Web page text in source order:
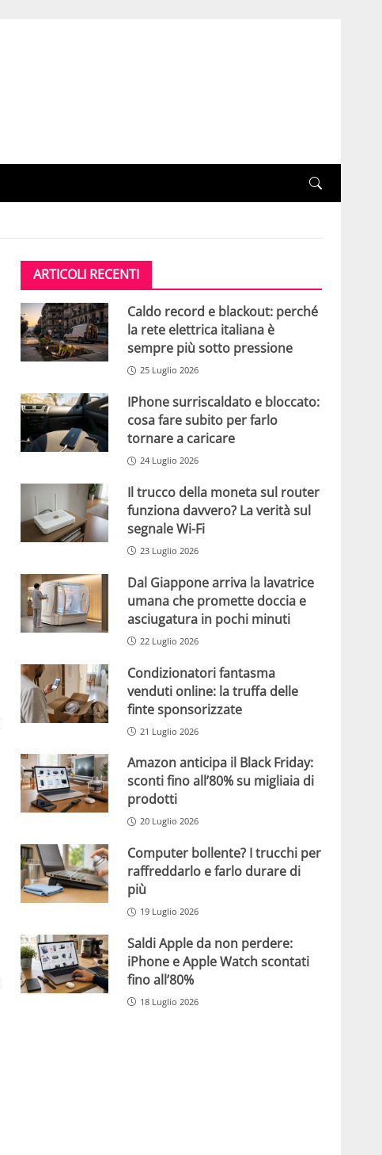
ARTICOLI RECENTI
Caldo record e blackout: perché
la rete elettrica italiana è
sempre più sotto pressione
25 Luglio 2026
IPhone surriscaldato e bloccato:
cosa fare subito per farlo
tornare a caricare
24 Luglio 2026
Il trucco della moneta sul router
funziona davvero? La verità sul
segnale Wi-Fi
23 Luglio 2026
Dal Giappone arriva la lavatrice
umana che promette doccia e
asciugatura in pochi minuti
22 Luglio 2026
Condizionatori fantasma
venduti online: la truffa delle
finte sponsorizzate
21 Luglio 2026
Amazon anticipa il Black Friday:
sconti fino all’80% su migliaia di
prodotti
20 Luglio 2026
Computer bollente? I trucchi per
raffreddarlo e farlo durare di
più
19 Luglio 2026
Saldi Apple da non perdere:
iPhone e Apple Watch scontati
fino all’80%
18 Luglio 2026